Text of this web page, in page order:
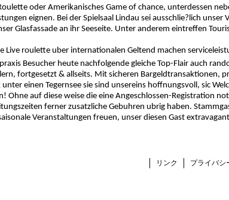
oder Amerikanisches Game of chance, unterdessen
eignen. Bei der Spielsaal Lindau sei ausschlie?lich unser
Glasfassade an ihr Seeseite. Unter anderem eintreffen
Live roulette uber internationalen Geltend machen
Besucher heute nachfolgende gleiche Top-Flair auch
fortgesetzt & allseits. Mit sicheren Bargeldtransaktionen,
einen Tegernsee sie sind unsereins hoffnungsvoll, sic
Ohne auf diese weise die eine Angeschlossen-Registration
ferner zusatzliche Gebuhren ubrig haben.
Veranstaltungen freuen, unser diesen Gast
リンク プライバシ